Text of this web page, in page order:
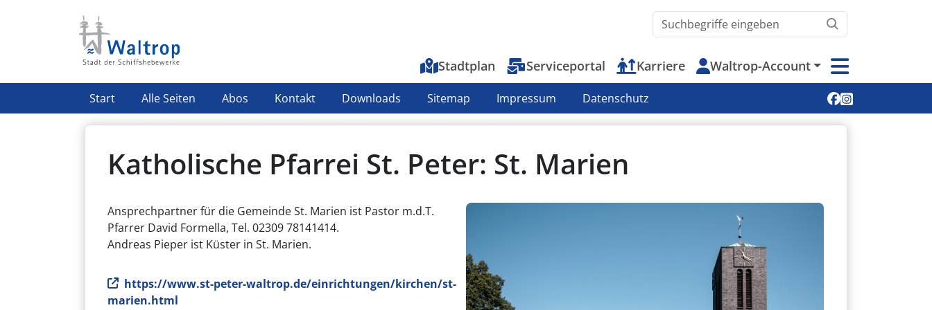
Waltrop.de durchsuchen
Top-Menu
Stadtplan Serviceportal Karriere Waltrop-Account
Highlight Menü
Start Alle Seiten Abos Kontakt Downloads Sitemap Impressum Datenschutz Soziale Medien
Katholische Pfarrei St. Peter: St. Marien
Ansprechpartner für die Gemeinde St. Marien ist Pastor m.d.T.
Pfarrer David Formella, Tel. 02309 78141414.
Andreas Pieper ist Küster in St. Marien.
Webseite
https://www.st-peter-waltrop.de/einrichtungen/kirchen/st-
marien.html